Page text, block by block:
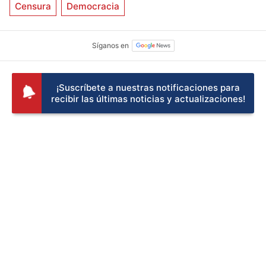
Censura Democracia
¡Suscríbete a nuestras notificaciones para
recibir las últimas noticias y actualizaciones!